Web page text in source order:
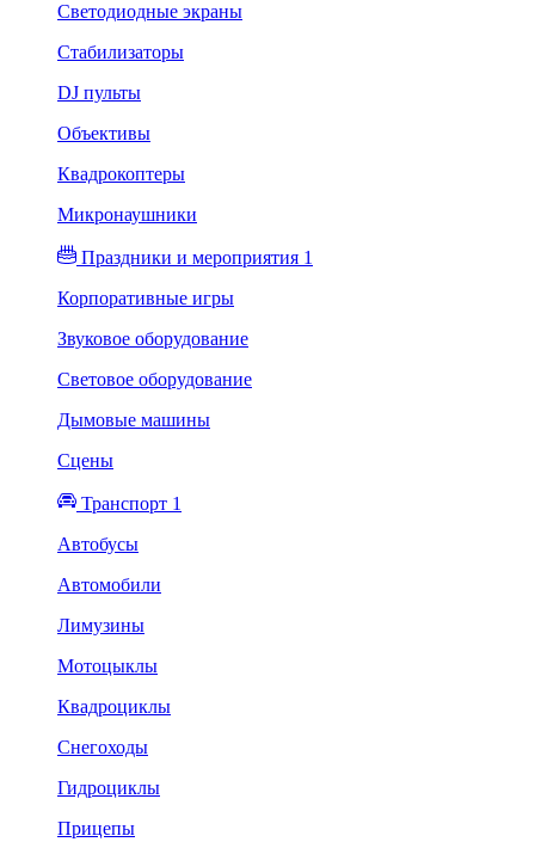
Светодиодные экраны
Стабилизаторы
DJ пульты
Объективы
Квадрокоптеры
Микронаушники
Праздники и мероприятия 1
Корпоративные игры
Звуковое оборудование
Световое оборудование
Дымовые машины
Сцены
Транспорт 1
Автобусы
Автомобили
Лимузины
Мотоцыклы
Квадроциклы
Снегоходы
Гидроциклы
Прицепы